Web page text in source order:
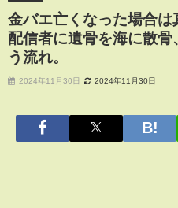
金バエ亡くなった場合は
配信者に遺骨を海に散
う流れ。
2024年11月30日 2024年11月30日